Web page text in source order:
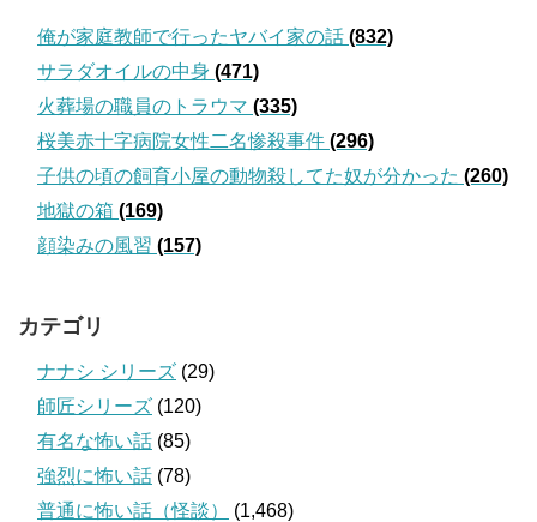
俺が家庭教師で行ったヤバイ家の話 (832)
サラダオイルの中身 (471)
火葬場の職員のトラウマ (335)
桜美赤十字病院女性二名惨殺事件 (296)
子供の頃の飼育小屋の動物殺してた奴が分かった (260)
地獄の箱 (169)
顔染みの風習 (157)
カテゴリ
ナナシ シリーズ (29)
師匠シリーズ (120)
有名な怖い話 (85)
強烈に怖い話 (78)
普通に怖い話（怪談）
(1,468)